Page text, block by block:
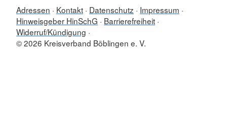
Adressen Kontakt Datenschutz
Impressum
Hinweisgeber HinSchG
Barrierefreiheit
Widerruf/Kündigung
© 2026 Kreisverband Böblingen e. V.